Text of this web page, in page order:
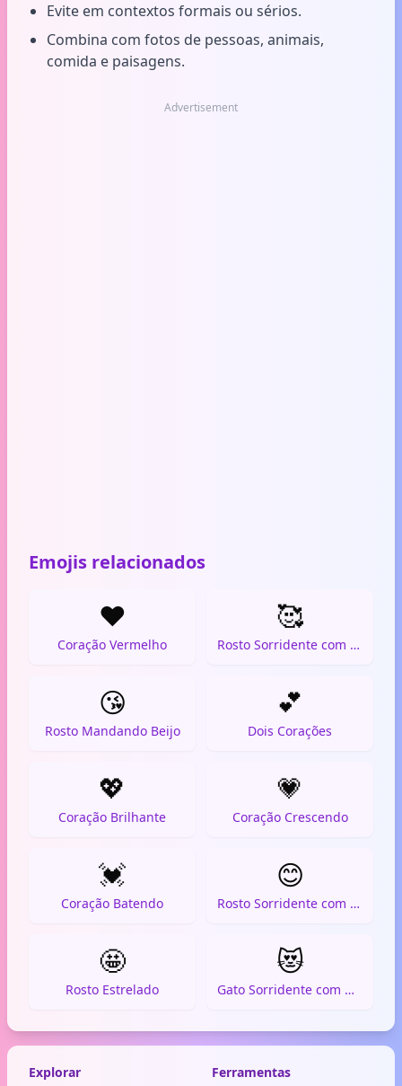
Evite em contextos formais ou sérios.
Combina com fotos de pessoas, animais,
comida e paisagens.
Advertisement
Emojis relacionados
❤️
Coração Vermelho
🥰
Rosto Sorridente com Corações
😘
Rosto Mandando Beijo
💕
Dois Corações
💖
Coração Brilhante
💗
Coração Crescendo
💓
Coração Batendo
😊
Rosto Sorridente com Olhos Sorridentes
🤩
Rosto Estrelado
😻
Gato Sorridente com Olhos de Coração
Explorar Ferramentas